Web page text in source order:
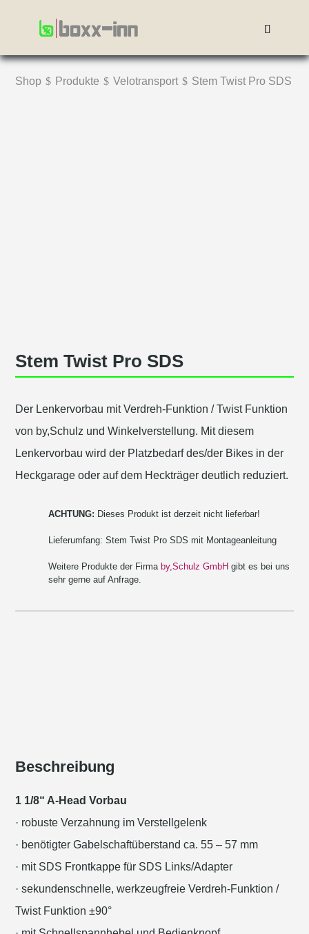
Shop $ Produkte $ Velotransport $ Stem Twist Pro SDS
Stem Twist Pro SDS
Der Lenkervorbau mit Verdreh-Funktion / Twist Funktion
von by,Schulz und Winkelverstellung. Mit diesem
Lenkervorbau wird der Platzbedarf des/der Bikes in der
Heckgarage oder auf dem Heckträger deutlich reduziert.
ACHTUNG: Dieses Produkt ist derzeit nicht lieferbar!
Lieferumfang: Stem Twist Pro SDS mit Montageanleitung
Weitere Produkte der Firma by,Schulz GmbH gibt es bei uns
sehr gerne auf Anfrage.
Beschreibung
1 1/8“ A-Head Vorbau
· robuste Verzahnung im Verstellgelenk
· benötigter Gabelschaftüberstand ca. 55 – 57 mm
· mit SDS Frontkappe für SDS Links/Adapter
· sekundenschnelle, werkzeugfreie Verdreh-Funktion /
Twist Funktion ±90°